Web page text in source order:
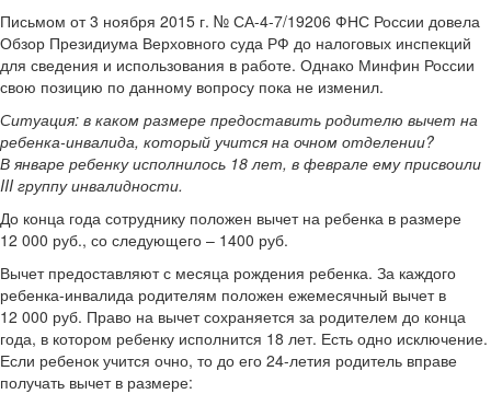
Письмом от 3 ноября 2015 г. № СА-4-7/19206 ФНС России довела
Обзор Президиума Верховного суда РФ до налоговых инспекций
для сведения и использования в работе. Однако Минфин России
свою позицию по данному вопросу пока не изменил.
Ситуация: в каком размере предоставить родителю вычет на
ребенка-инвалида, который учится на очном отделении?
В январе ребенку исполнилось 18 лет, в феврале ему присвоили
III группу инвалидности.
До конца года сотруднику положен вычет на ребенка в размере
12 000 руб., со следующего – 1400 руб.
Вычет предоставляют с месяца рождения ребенка. За каждого
ребенка-инвалида родителям положен ежемесячный вычет в
12 000 руб. Право на вычет сохраняется за родителем до конца
года, в котором ребенку исполнится 18 лет. Есть одно исключение.
Если ребенок учится очно, то до его 24-летия родитель вправе
получать вычет в размере: